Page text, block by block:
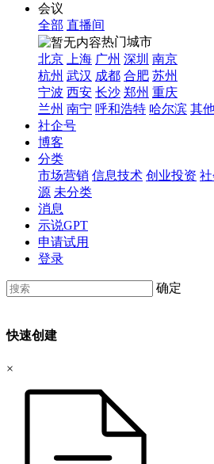
会议
全部 直播间
热门城市
北京
上海 广州 深圳 南京
杭州 武汉 成都 合肥 苏州
宁波 西安 长沙 郑州 重庆
兰州 南宁 呼和浩特 哈尔滨 其
社企号
博客
分类
市场营销 信息技术 创业投资
源 未分类
消息
示说GPT
申请试用
登录
确定
快速创建
×